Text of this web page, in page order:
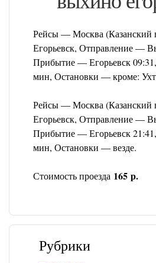
Рейсы — Москва (Казанский
Егорьевск, Отправление —
Прибытие — Егорьевск
мин, Остановки — кроме:
Рейсы — Москва (Казанский
Егорьевск, Отправление —
Прибытие — Егорьевск
мин, Остановки — везде.
Стоимость проезда 165 р.
Рубрики